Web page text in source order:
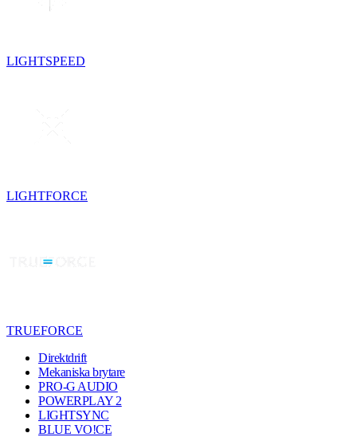
LIGHTSPEED
LIGHTFORCE
TRUEFORCE
Direktdrift
Mekaniska brytare
PRO-G AUDIO
POWERPLAY 2
LIGHTSYNC
BLUE VO!CE